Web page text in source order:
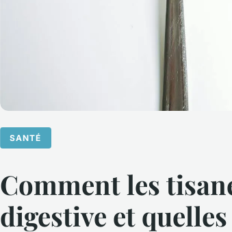
SANTÉ
Comment les
digestive et